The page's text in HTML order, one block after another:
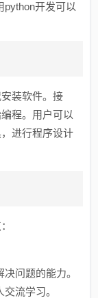
开发可以
装软件。接
程。用户可以
进行程序设计
问题的能力。
流学习。